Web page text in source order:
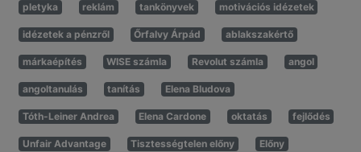
pletyka reklám tankönyvek motivációs idézetek
idézetek a pénzről Őrfalvy Árpád ablakszakértő
márkaépítés WISE számla Revolut számla angol
angoltanulás tanítás Elena Bludova
Tóth-Leiner Andrea Elena Cardone oktatás fejlődés
Unfair Advantage Tisztességtelen előny Előny